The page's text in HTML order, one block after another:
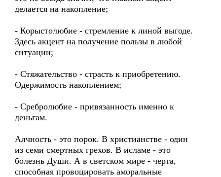
делается на накопление;
- Корыстолюбие - стремление к линой выгоде.
Здесь акцент на получение пользы в любой
ситуации;
- Стяжательство - страсть к приобретению.
Одержимость накоплением;
- Сребролюбие - привязанность именно к
деньгам.
Алчность - это порок. В христианстве - один
из семи смертных грехов. В исламе - это
болезнь Души. А в светском мире - черта,
способная провоцировать аморальные